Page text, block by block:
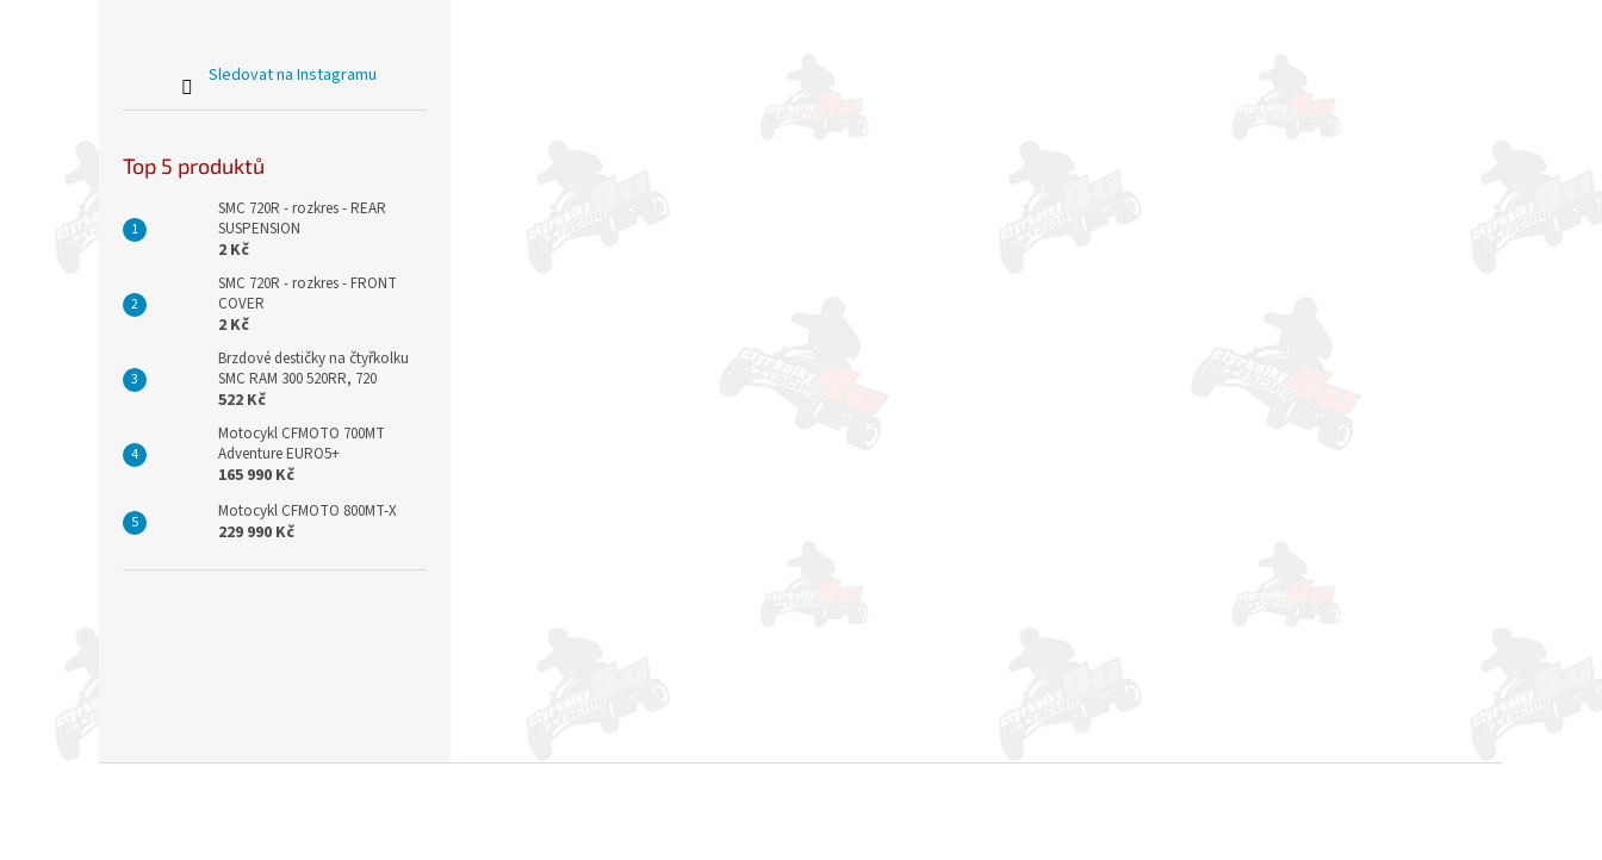
Sledovat na Instagramu
Top 5 produktů
SMC 720R - rozkres - REAR
SUSPENSION
2 Kč
SMC 720R - rozkres - FRONT
COVER
2 Kč
Brzdové destičky na čtyřkolku
SMC RAM 300 520RR, 720
522 Kč
Motocykl CFMOTO 700MT
Adventure EURO5+
165 990 Kč
Motocykl CFMOTO 800MT-X
229 990 Kč